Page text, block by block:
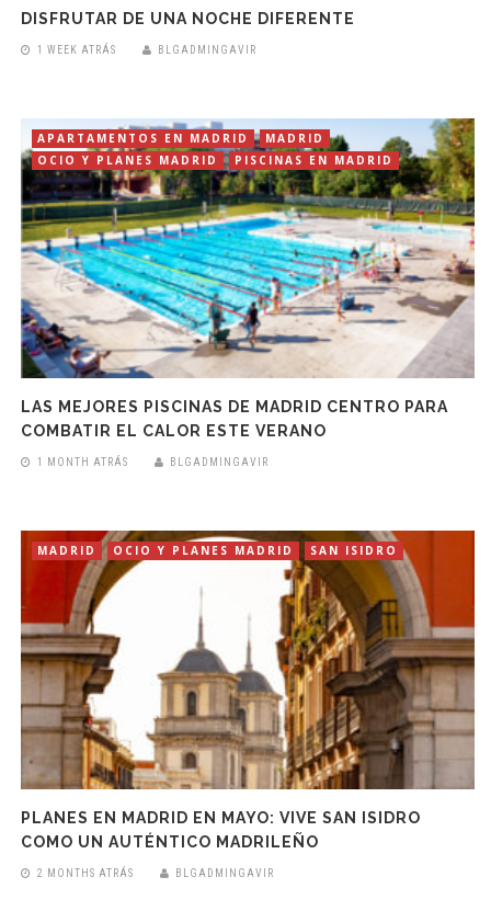
DISFRUTAR DE UNA NOCHE DIFERENTE
1 WEEK ATRÁS BLGADMINGAVIR
APARTAMENTOS EN MADRID
MADRID
OCIO Y PLANES MADRID
PISCINAS EN MADRID
LAS MEJORES PISCINAS DE MADRID CENTRO PARA
COMBATIR EL CALOR ESTE VERANO
1 MONTH ATRÁS BLGADMINGAVIR
MADRID OCIO Y PLANES MADRID SAN ISIDRO
PLANES EN MADRID EN MAYO: VIVE SAN ISIDRO
COMO UN AUTÉNTICO MADRILEÑO
2 MONTHS ATRÁS BLGADMINGAVIR